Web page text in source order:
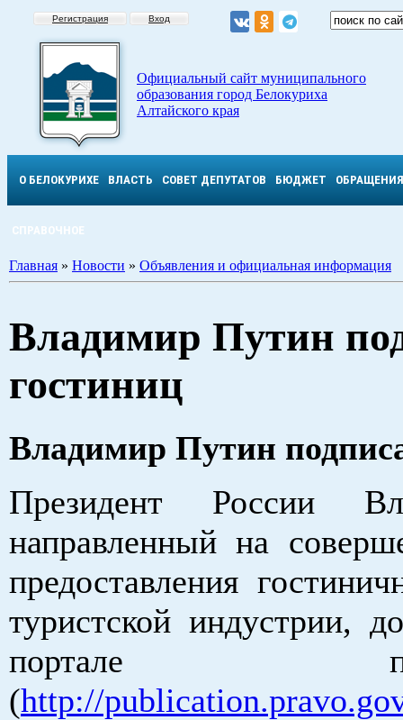
Регистрация Вход
Официальный сайт муниципального
образования город Белокуриха
Алтайского края
О БЕЛОКУРИХЕ ВЛАСТЬ СОВЕТ ДЕПУТАТОВ БЮДЖЕТ ОБРАЩЕНИЯ
СПРАВОЧНОЕ
Главная » Новости » Объявления и официальная информация
Владимир Путин
гостиниц
Владимир Путин
Президент России
направленный на
предоставления
туристской индустрии,
портале
(http://